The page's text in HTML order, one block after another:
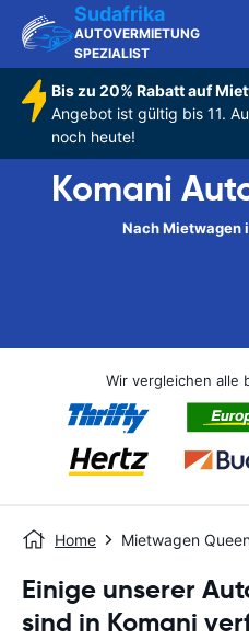
Sudafrika
AUTOVERMIETUNG
SPEZIALIST
Bis zu 20% Rabatt auf
Angebot ist gültig bis 11.
noch heute!
Komani
Nach Mietwagen
Wir vergleichen alle
Home Mietwagen
Einige unserer
sind in Komani